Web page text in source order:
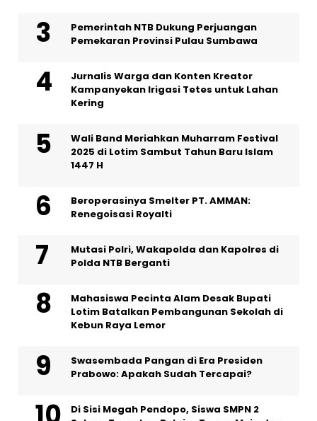
Pemerintah NTB Dukung Perjuangan
Pemekaran Provinsi Pulau Sumbawa
Jurnalis Warga dan Konten Kreator
Kampanyekan Irigasi Tetes untuk Lahan
Kering
Wali Band Meriahkan Muharram Festival
2025 di Lotim Sambut Tahun Baru Islam
1447 H
Beroperasinya Smelter PT. AMMAN:
Renegoisasi Royalti
Mutasi Polri, Wakapolda dan Kapolres di
Polda NTB Berganti
Mahasiswa Pecinta Alam Desak Bupati
Lotim Batalkan Pembangunan Sekolah di
Kebun Raya Lemor
Swasembada Pangan di Era Presiden
Prabowo: Apakah Sudah Tercapai?
Di Sisi Megah Pendopo, Siswa SMPN 2